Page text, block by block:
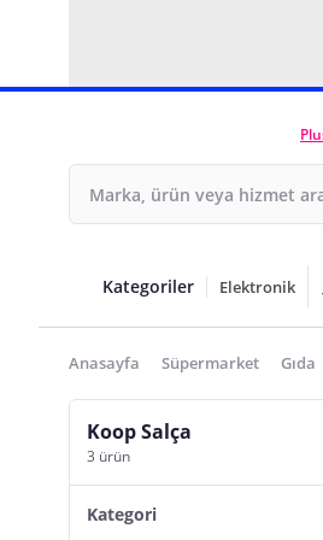
Kategoriler Elektronik
Anasayfa Süpermarket Gıda
Koop Salça
3 ürün
Kategori